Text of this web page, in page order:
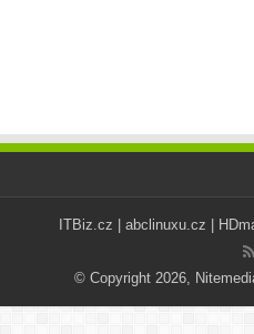
ITBiz.cz abclinuxu.cz
© Copyright 2026,